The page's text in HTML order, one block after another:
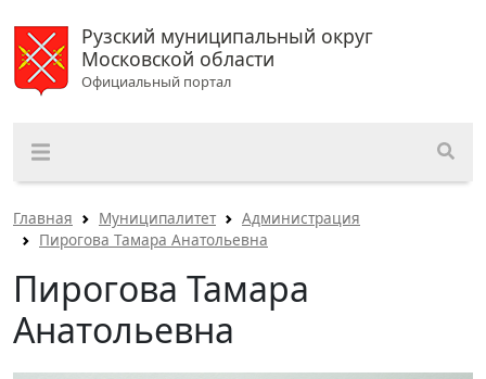
Рузский муниципальный округ
Московской области
Официальный портал
Главная Муниципалитет
Администрация
Пирогова Тамара Анатольевна
Пирогова Тамара
Анатольевна